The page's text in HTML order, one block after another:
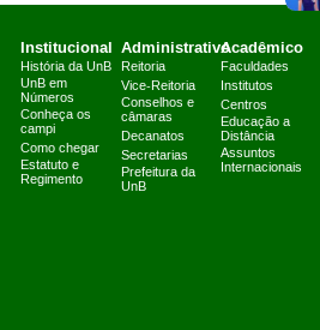
Institucional
História da UnB
UnB em
Números
Conheça os
campi
Como chegar
Estatuto e
Regimento
Administrativo
Reitoria
Vice-Reitoria
Conselhos e
câmaras
Decanatos
Secretarias
Prefeitura da
UnB
Acadêmico
Faculdades
Institutos
Centros
Educação a
Distância
Assuntos
Internacionais